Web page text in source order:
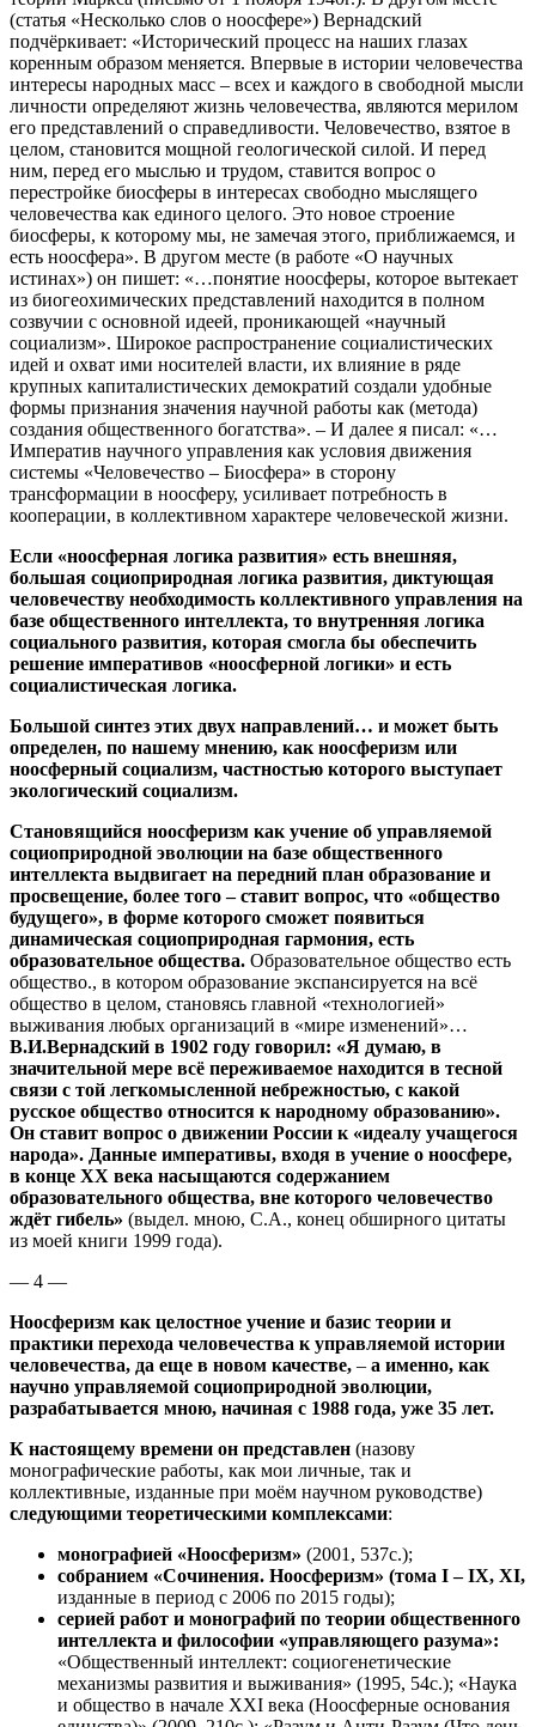
(статья «Несколько слов о ноосфере») Вернадский
подчёркивает: «Исторический процесс на наших глазах
коренным образом меняется. Впервые в истории человечества
интересы народных масс – всех и каждого в свободной мысли
личности определяют жизнь человечества, являются мерилом
его представлений о справедливости. Человечество, взятое в
целом, становится мощной геологической силой. И перед
ним, перед его мыслью и трудом, ставится вопрос о
перестройке биосферы в интересах свободно мыслящего
человечества как единого целого. Это новое строение
биосферы, к которому мы, не замечая этого, приближаемся, и
есть ноосфера». В другом месте (в работе «О научных
истинах») он пишет: «…понятие ноосферы, которое вытекает
из биогеохимических представлений находится в полном
созвучии с основной идеей, проникающей «научный
социализм». Широкое распространение социалистических
идей и охват ими носителей власти, их влияние в ряде
крупных капиталистических демократий создали удобные
формы признания значения научной работы как (метода)
создания общественного богатства». – И далее я писал: «…
Императив научного управления как условия движения
системы «Человечество – Биосфера» в сторону
трансформации в ноосферу, усиливает потребность в
кооперации, в коллективном характере человеческой жизни.
Если «ноосферная логика развития» есть внешняя,
большая социоприродная логика развития, диктующая
человечеству необходимость коллективного управления на
базе общественного интеллекта, то внутренняя логика
социального развития, которая смогла бы обеспечить
решение императивов «ноосферной логики» и есть
социалистическая логика.
Большой синтез этих двух направлений… и может быть
определен, по нашему мнению, как ноосферизм или
ноосферный социализм, частностью которого выступает
экологический социализм.
Становящийся ноосферизм как учение об управляемой
социоприродной эволюции на базе общественного
интеллекта выдвигает на передний план образование и
просвещение, более того – ставит вопрос, что «общество
будущего», в форме которого сможет появиться
динамическая социоприродная гармония, есть
образовательное общества. Образовательное общество есть
общество., в котором образование экспансируется на всё
общество в целом, становясь главной «технологией»
выживания любых организаций в «мире изменений»…
В.И.Вернадский в 1902 году говорил: «Я думаю, в
значительной мере всё переживаемое находится в тесной
связи с той легкомысленной небрежностью, с какой
русское общество относится к народному образованию».
Он ставит вопрос о движении России к «идеалу учащегося
народа». Данные императивы, входя в учение о ноосфере,
в конце ХХ века насыщаются содержанием
образовательного общества, вне которого человечество
ждёт гибель» (выдел. мною, С.А., конец обширного цитаты
из моей книги 1999 года).
— 4 —
Ноосферизм как целостное учение и базис теории и
практики перехода человечества к управляемой истории
человечества, да еще в новом качестве, – а именно, как
научно управляемой социоприродной эволюции,
разрабатывается мною, начиная с 1988 года, уже 35 лет.
К настоящему времени он представлен (назову
монографические работы, как мои личные, так и
коллективные, изданные при моём научном руководстве)
следующими теоретическими комплексами:
монографией «Ноосферизм» (2001, 537с.);
собранием «Сочинения. Ноосферизм» (тома I–IX, XI,
изданные в период с 2006 по 2015 годы);
серией работ и монографий по теории общественного
интеллекта и философии «управляющего разума»:
«Общественный интеллект: социогенетические
механизмы развития и выживания» (1995, 54с.); «Наука
и общество в начале XXI века (Ноосферные основания